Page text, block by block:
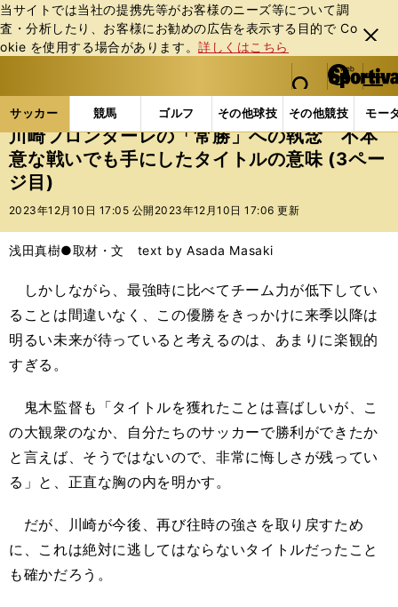
当サイトでは当社の提携先等がお客様のニーズ等について調
査・分析したり、お客様にお勧めの広告を表⽰する⽬的で Co
okie を使⽤する場合があります。詳しくはこちら
閉じ
る
web Sportiva (webスポルティーバ)
検索
マイペ
ー
ジ
メニュ
サッカー 競馬 ゴルフ その他球技 その他競技 モー
ス
ポ
ル
テ
ー
バ
サッカーの記事一覧 Jリーグ他 Jリーグ 川崎フ
川崎フロンターレの「常勝」への執念 不本
意な戦いでも手にしたタイトルの意味 (3ペー
ジ目)
2023年12月10日 17:05 公開 2023年12月10日 17:06 更新
浅田真樹●取材・文 text by Asada Masaki
しかしながら、最強時に比べてチーム力が低下してい
ることは間違いなく、この優勝をきっかけに来季以降は
明るい未来が待っていると考えるのは、あまりに楽観的
すぎる。
鬼木監督も「タイトルを獲れたことは喜ばしいが、こ
の大観衆のなか、自分たちのサッカーで勝利ができたか
と言えば、そうではないので、非常に悔しさが残ってい
る」と、正直な胸の内を明かす。
だが、川崎が今後、再び往時の強さを取り戻すため
に、これは絶対に逃してはならないタイトルだったこと
も確かだろう。